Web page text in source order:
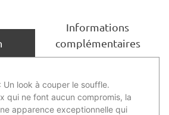
Informations
complémentaires
Un look à couper le souffle.
qui ne font aucun compromis, la
apparence exceptionnelle qui